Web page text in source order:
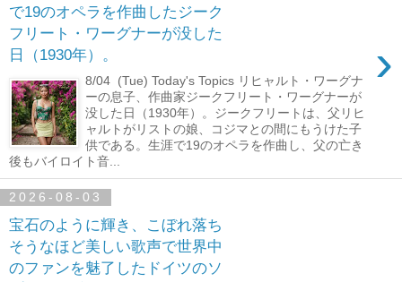
で19のオペラを作曲したジーク
フリート・ワーグナーが没した
日（1930年）。
›
8/04 (Tue) Today's Topics リヒャルト・ワーグナ
ーの息子、作曲家ジークフリート・ワーグナーが
没した日（1930年）。ジークフリートは、父リヒ
ャルトがリストの娘、コジマとの間にもうけた子
供である。生涯で19のオペラを作曲し、父の亡き
後もバイロイト音...
2026-08-03
宝石のように輝き、こぼれ落ち
そうなほど美しい歌声で世界中
のファンを魅了したドイツのソ